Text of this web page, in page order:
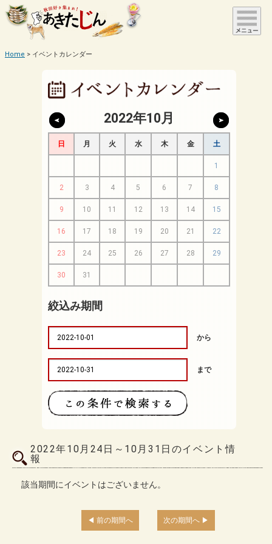
Home イベントカレンダー
2022年10月
日 月 火 水 木 金 土
1
2 3 4 5 6 7 8
9 10 11 12 13 14 15
16 17 18 19 20 21 22
23 24 25 26 27 28 29
30 31
絞込み期間
から
まで
2022年10月24日～10月31日のイベント情
報
該当期間にイベントはございません。
前の期間へ 次の期間へ